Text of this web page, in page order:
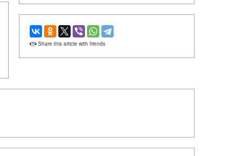
Share this article with friends